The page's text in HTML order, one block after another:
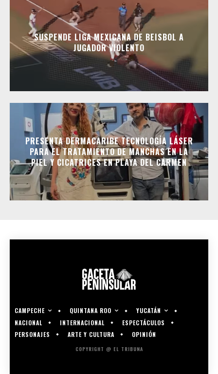
SUSPENDE LIGA MEXICANA DE BEISBOL A
JUGADOR VIOLENTO
PRESENTA DERMACARIBE TECNOLOGÍA LÁSER
PARA EL TRATAMIENTO DE MANCHAS EN LA
PIEL Y CICATRICES EN PLAYA DEL CARMEN
CAMPECHE QUINTANA ROO
YUCATÁN
NACIONAL
INTERNACIONAL
ESPECTÁCULOS
PERSONAJES
ARTE Y CULTURA OPINIÓN
COPYRIGHT @ EL TRIBUNA